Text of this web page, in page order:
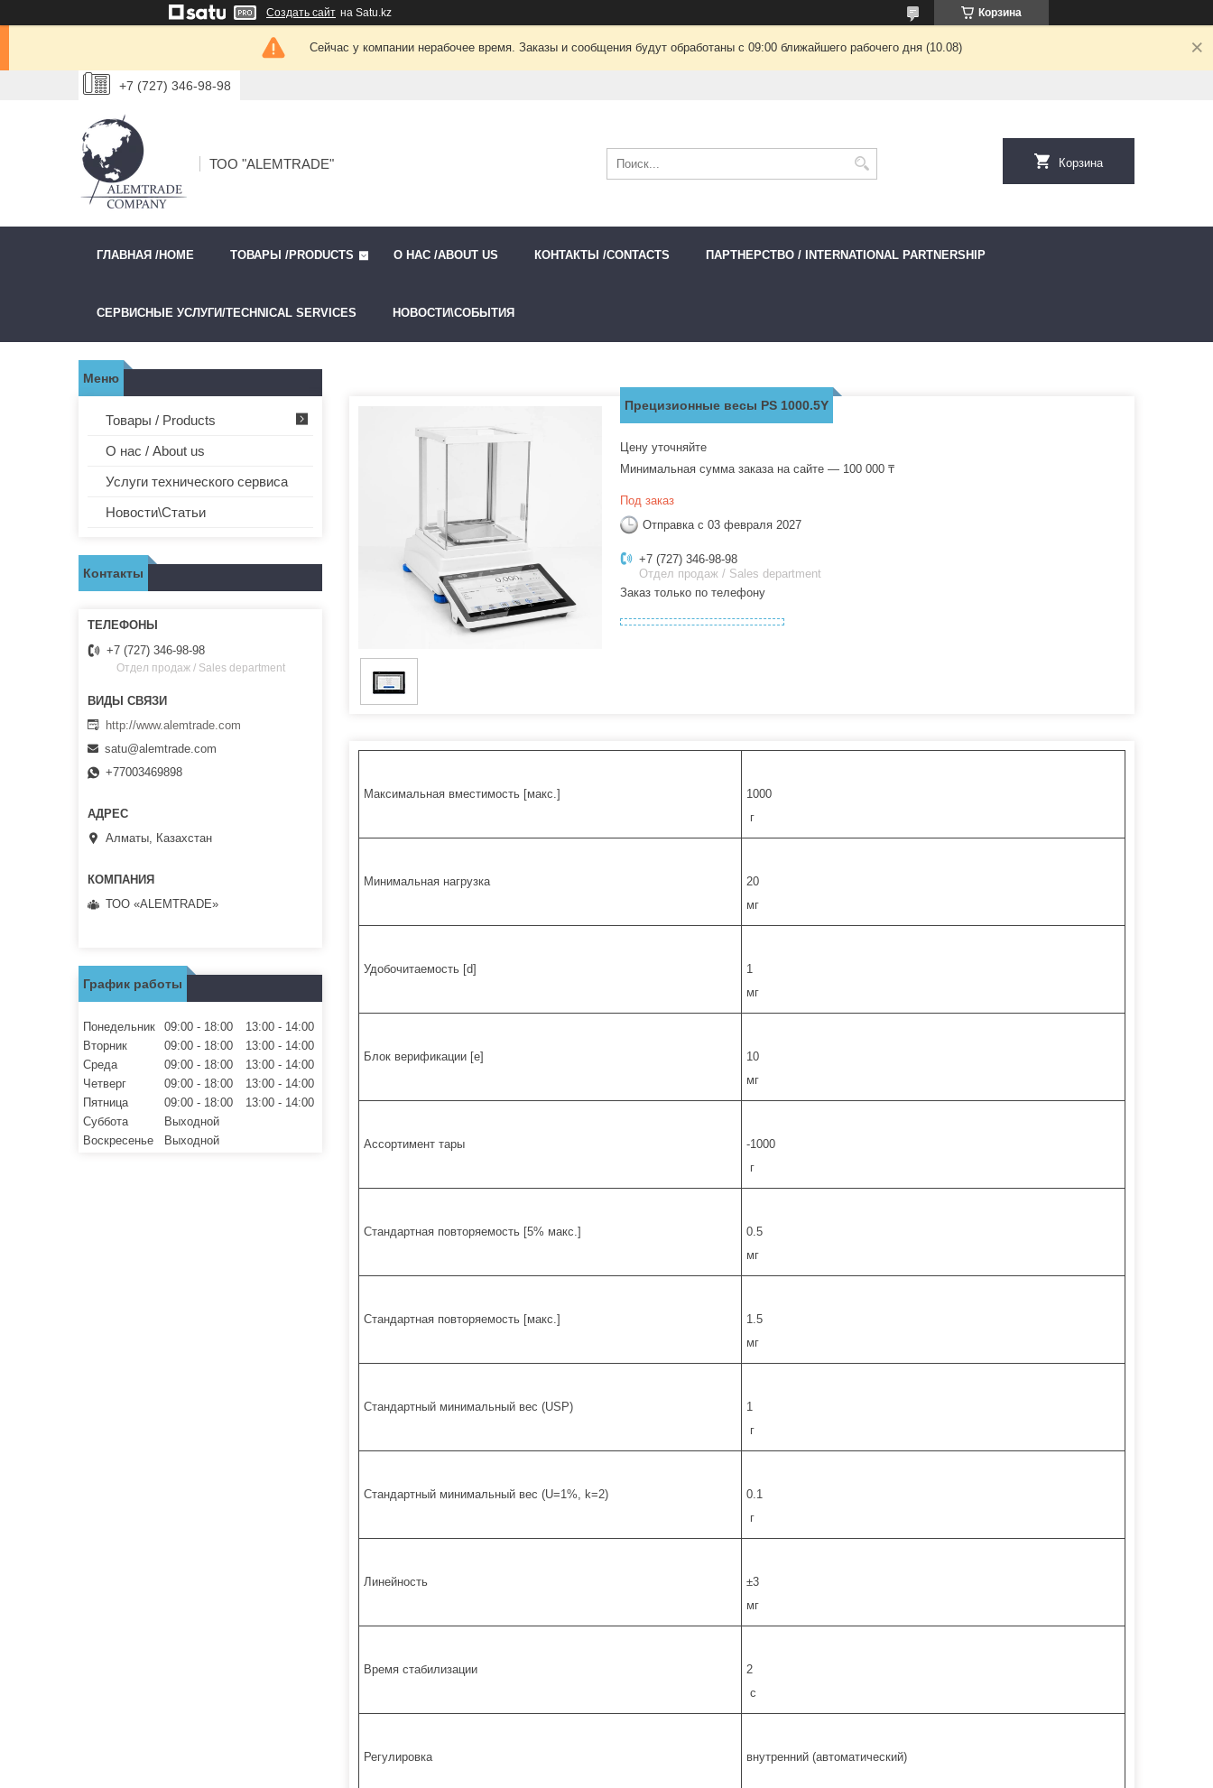
Создать сайт на Satu.kz Корзина
Сейчас у компании нерабочее время. Заказы и сообщения будут обработаны с 09:00 ближайшего рабочего дня (10.08)
+7 (727) 346-98-98
ТОО "ALEMTRADE" Корзина
ГЛАВНАЯ /HOME ТОВАРЫ /PRODUCTS О НАС /ABOUT US КОНТАКТЫ /CONTACTS ПАРТНЕРСТВО / INTERNATIONAL PARTNERSHIP
СЕРВИСНЫЕ УСЛУГИ/TECHNICAL SERVICES НОВОСТИ\СОБЫТИЯ
Прецизионные весы PS 1000.5Y
Цену уточняйте
Минимальная сумма заказа на сайте — 100 000 ₸
Под заказ
Отправка с 03 февраля 2027
+7 (727) 346-98-98
Отдел продаж / Sales department
Заказ только по телефону
Максимальная вместимость [макс.]
1000
г
Минимальная нагрузка
20
мг
Удобочитаемость [d]
1
мг
Блок верификации [e]
10
мг
Ассортимент тары
-1000
г
Стандартная повторяемость [5% макс.]
0.5
мг
Стандартная повторяемость [макс.]
1.5
мг
Стандартный минимальный вес (USP)
1
г
Стандартный минимальный вес (U=1%, k=2)
0.1
г
Линейность
±3
мг
Время стабилизации
2
с
Регулировка внутренний (автоматический)
Товары / Products
О нас / About us
Услуги технического сервиса
Новости\Статьи
Контакты
+7 (727) 346-98-98
Отдел продаж / Sales department
http://www.alemtrade.com
satu@alemtrade.com
+77003469898
Алматы, Казахстан
ТОО «ALEMTRADE»
График работы
Понедельник 09:00 18:00 13:00
14:00
Вторник
09:00 18:00 13:00
14:00
Среда
09:00 18:00 13:00
14:00
Четверг
09:00 18:00 13:00
14:00
Пятница
09:00 18:00 13:00
14:00
Суббота
Выходной
Воскресенье
Выходной